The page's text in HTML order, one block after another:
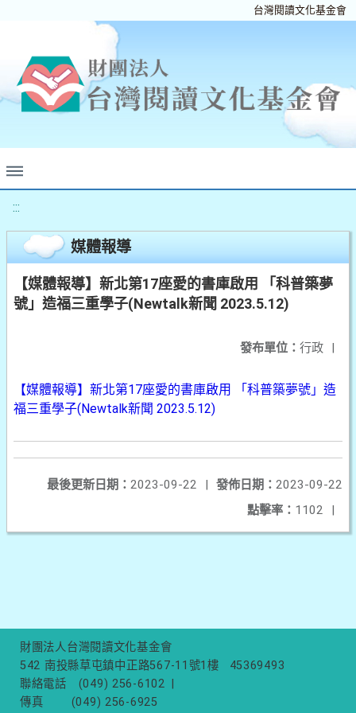
台灣閱讀文化基金會
:::
媒體報導
【媒體報導】新北第17座愛的書庫啟用 「科普築夢
號」造福三重學子(Newtalk新聞 2023.5.12)
發布單位： 行政 |
【媒體報導】新北第17座愛的書庫啟用 「科普築夢號」造
福三重學子(Newtalk新聞 2023.5.12)
發佈日期： 2023-09-22
最後更新日期： 2023-09-22
|
點擊率： 1102 |
財團法人台灣閱讀文化基金會
542 南投縣草屯鎮中正路567-11號1樓
45369493
聯絡電話
(049) 256-6102
傳真
(049) 256-6925